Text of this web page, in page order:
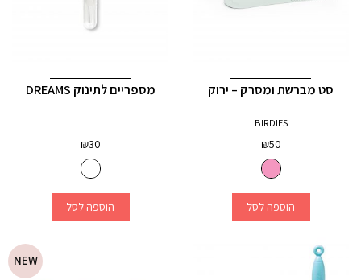
סט מברשת ומסרק – ירוק
BIRDIES
₪50
הוספה לסל
מספריים לתינוק DREAMS
₪30
הוספה לסל
NEW